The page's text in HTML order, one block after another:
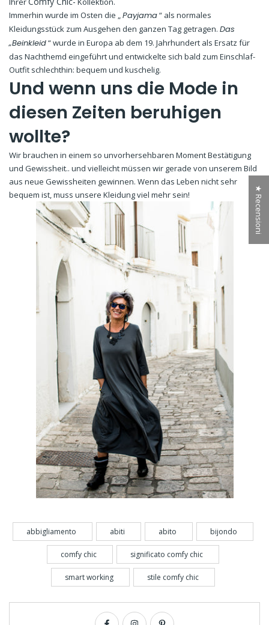
Immerhin wurde im Osten die „Payjama“ als normales
Kleidungsstück zum Ausgehen den ganzen Tag getragen. Das
„Beinkleid“ wurde in Europa ab dem 19. Jahrhundert als Ersatz für
das Nachthemd eingeführt und entwickelte sich bald zum Einschlaf-
Outfit schlechthin: bequem und kuschelig.
Und wenn uns die Mode in
diesen Zeiten beruhigen
wollte?
Wir brauchen in einem so unvorhersehbaren Moment Bestätigung
und Gewissheit.. und vielleicht müssen wir gerade von unserem Bild
aus neue Gewissheiten gewinnen. Wenn das Leben nicht sehr
bequem ist, muss unsere Kleidung viel mehr sein!
abbigliamento abiti abito bijondo
comfy chic significato comfy chic
smart working stile comfy chic
★ Recensioni